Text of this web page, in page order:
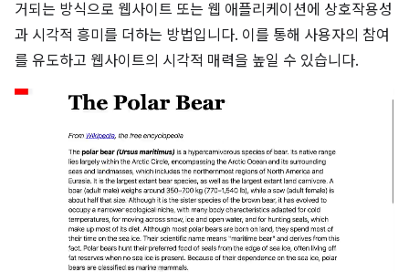
거되는 방식으로 웹사이트 또는 웹 애플리케이션에 상호작용성
과 시각적 흥미를 더하는 방법입니다. 이를 통해 사용자의 참여
를 유도하고 웹사이트의 시각적 매력을 높일 수 있습니다.